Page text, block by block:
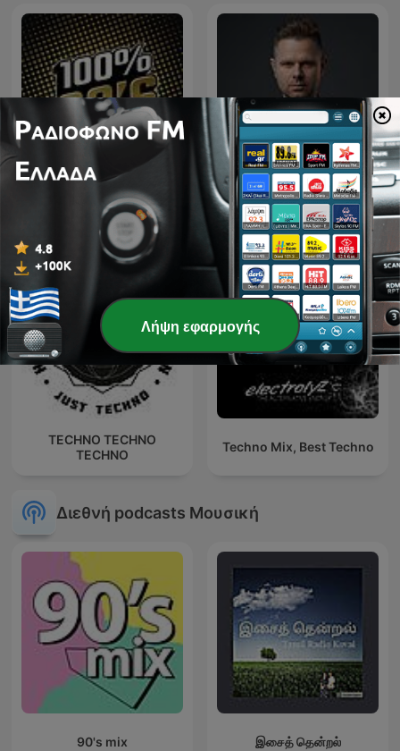
100% 90
Downtown - House & Tech
house
TECHNO TECHNO
TECHNO
Techno Mix, Best Techno
Διεθνή podcasts Μουσική
90's mix இசைத் தென்றல்
Λήψη εφαρμογής